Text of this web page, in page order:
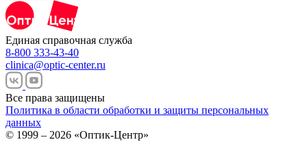
Единая справочная служба
8-800 333-43-40
clinica@optic-center.ru
Все права защищены
Политика в области обработки и защиты персональных
данных
© 1999 – 2026 «Оптик-Центр»